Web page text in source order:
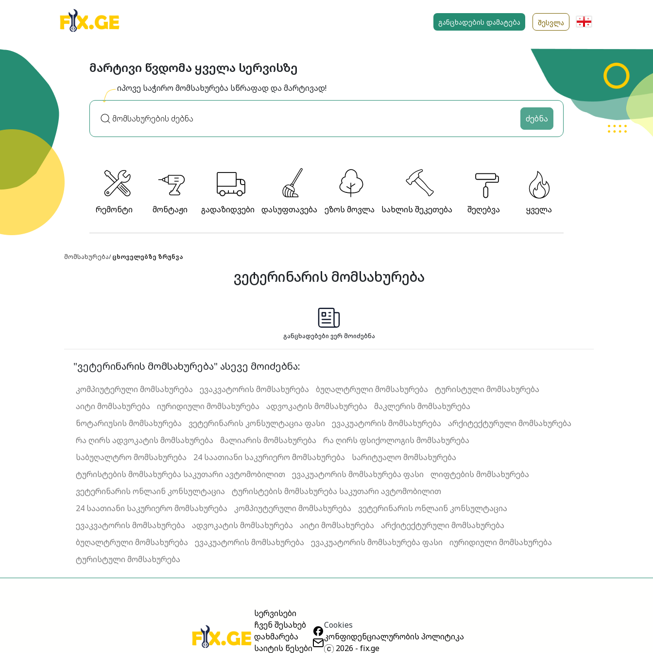
ᲒᲐᲜᲪᲮᲐᲓᲔᲑᲘᲡ ᲓᲐᲛᲐᲢᲔᲑᲐ ᲨᲔᲡᲕᲚᲐ
მარტივი წვდომა ყველა სერვისზე
იპოვე საჭირო მომსახურება სწრაფად და მარტივად!
ძებნა
რემონტი მონტაჟი გადაზიდვები დასუფთავება ეზოს მოვლა სახლის შეკეთება შეღებვა ყველა
მომსახურება/ცხოველებზე ზრუნვა
ვეტერინარის მომსახურება
განცხადებები ვერ მოიძებნა
"ვეტერინარის მომსახურება" ასევე მოიძებნა:
კომპიუტერული მომსახურება ევაკვატორის მომსახურება ბუღალტრული მომსახურება
ტურისტული მომსახურება
აიტი მომსახურება
იურიდიული მომსახურება ადვოკატის მომსახურება
მაკლერის მომსახურება
ნოტარიუსის მომსახურება
ვეტერინარის კონსულტაცია ფასი ევაკუატორის მომსახურება
არქიტექტურული მომსახურება
რა ღირს ადვოკატის მომსახურება
მალიარის მომსახურება
რა ღირს ფსიქოლოგის მომსახურება
საბუღალტრო მომსახურება
24 საათიანი საკურიერო მომსახურება
სარიტუალო მომსახურება
ტურისტების მომსახურება საკუთარი ავტომობილით
ევაკუატორის მომსახურება ფასი
ლიფტების მომსახურება
ვეტერინარის ონლაინ კონსულტაცია
ტურისტების მომსახურება საკუთარი ავტომობილით
24 საათიანი საკურიერო მომსახურება
კომპიუტერული მომსახურება
ვეტერინარის ონლაინ კონსულტაცია
ევაკვატორის მომსახურება
ადვოკატის მომსახურება აიტი მომსახურება
არქიტექტურული მომსახურება
ბუღალტრული მომსახურება
ევაკუატორის მომსახურება ევაკუატორის მომსახურება ფასი
იურიდიული მომსახურება
ტურისტული მომსახურება
სერვისები
ჩვენ შესახებ
დახმარება
საიტის წესები
Cookies
კონფიდენციალურობის პოლიტიკა
2026 - fix.ge